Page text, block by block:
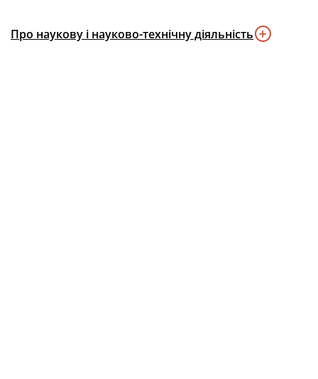
Про наукову і науково-технічну діяльність